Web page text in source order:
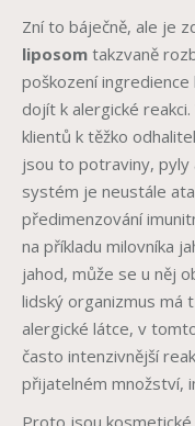
Zní to báječně, ale je
liposom takzvaně
poškození
dojít k alergické
klientů k těžko
jsou to potraviny, pyly
systém je neustále
předimenzování
na příkladu milovníka
jahod, může se u něj
lidský organizmus má
alergické látce, v
často intenzivnější
přijatelném množství,
Proto jsou